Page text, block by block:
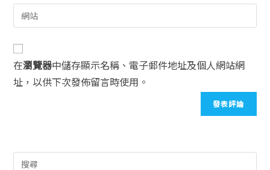
在瀏覽器中儲存顯示名稱、電子郵件地址及個人網站網
址，以供下次發佈留言時使用。